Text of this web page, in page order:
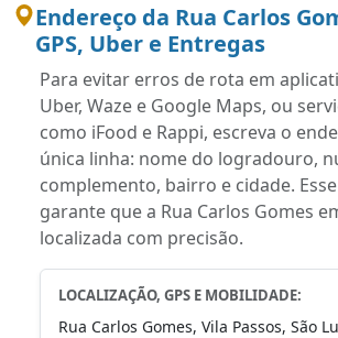
Endereço da Rua Carlos
GPS, Uber e Entregas
Para evitar erros de rota em
Uber, Waze e Google Maps, ou
como iFood e Rappi, escreva o
única linha: nome do logradouro,
complemento, bairro e cidade.
garante que a Rua Carlos Gomes
localizada com precisão.
LOCALIZAÇÃO, GPS E MOBILIDADE:
Rua Carlos Gomes, Vila Passos, São